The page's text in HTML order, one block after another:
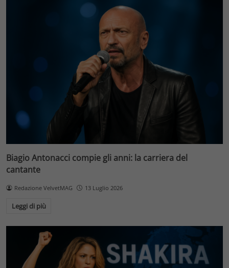
Biagio Antonacci compie gli anni: la carriera del
cantante
Redazione VelvetMAG 13 Luglio 2026
Leggi di più